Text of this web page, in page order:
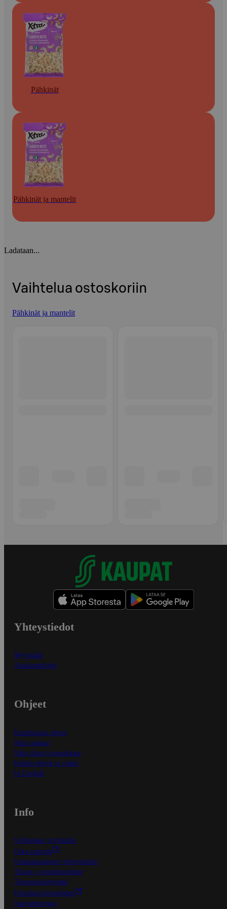
Pähkinät
Pähkinät ja mantelit
Ladataan...
Vaihtelua ostoskoriin
Pähkinät ja mantelit
Yhteystiedot
Myymälät
Asiakaspalvelu
Ohjeet
Ensitilaajan ohjeet
Näin maksat
Näin tilaat ja muokkaat
Kaikki ohjeet ja vinkit
In English
Info
S-Business yrityksille
Oiva-raportit
Osuuskauppojen yhteystiedot
Tilaus- ja toimitusehdot
Tietosuojakäytäntö
Palvelun käyttöehdot
Saavutettavuus